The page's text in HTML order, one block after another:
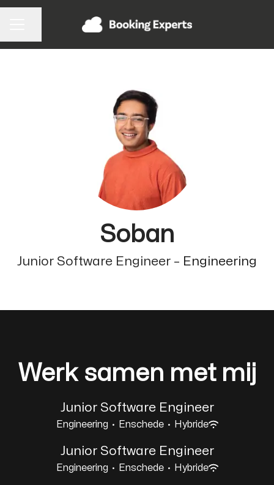
CARRIÈREMENU
Soban
Junior Software Engineer – Engineering
Werk samen met mij
Junior Software Engineer
Engineering · Enschede · Hybride
Junior Software Engineer
Engineering · Enschede · Hybride